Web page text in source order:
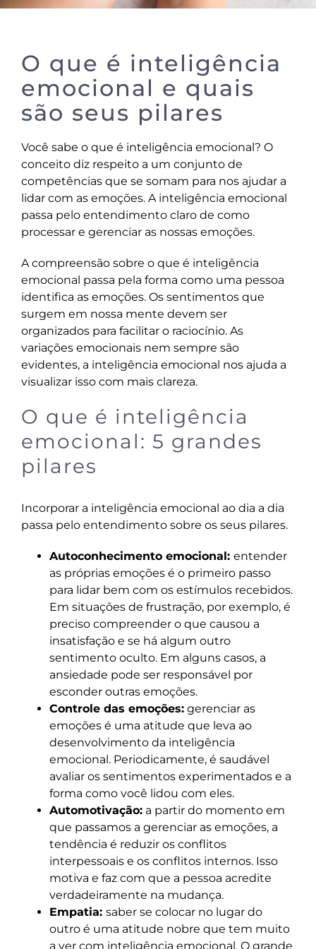
O que é inteligência
emocional e quais
são seus pilares
Você sabe o que é inteligência emocional? O
conceito diz respeito a um conjunto de
competências que se somam para nos ajudar a
lidar com as emoções. A inteligência emocional
passa pelo entendimento claro de como
processar e gerenciar as nossas emoções.
A compreensão sobre o que é inteligência
emocional passa pela forma como uma pessoa
identifica as emoções. Os sentimentos que
surgem em nossa mente devem ser
organizados para facilitar o raciocínio. As
variações emocionais nem sempre são
evidentes, a inteligência emocional nos ajuda a
visualizar isso com mais clareza.
O que é inteligência
emocional: 5 grandes
pilares
Incorporar a inteligência emocional ao dia a dia
passa pelo entendimento sobre os seus pilares.
Autoconhecimento emocional: entender
as próprias emoções é o primeiro passo
para lidar bem com os estímulos recebidos.
Em situações de frustração, por exemplo, é
preciso compreender o que causou a
insatisfação e se há algum outro
sentimento oculto. Em alguns casos, a
ansiedade pode ser responsável por
esconder outras emoções.
Controle das emoções:gerenciar as
emoções é uma atitude que leva ao
desenvolvimento da inteligência
emocional. Periodicamente, é saudável
avaliar os sentimentos experimentados e a
forma como você lidou com eles.
Automotivação:a partir do momento em
que passamos a gerenciar as emoções, a
tendência é reduzir os conflitos
interpessoais e os conflitos internos. Isso
motiva e faz com que a pessoa acredite
verdadeiramente na mudança.
Empatia: saber se colocar no lugar do
outro é uma atitude nobre que tem muito
a ver com inteligência emocional. O grande